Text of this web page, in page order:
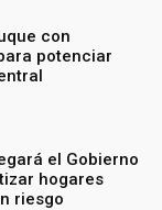
con
potenciar
el Gobierno
hogares
riesgo